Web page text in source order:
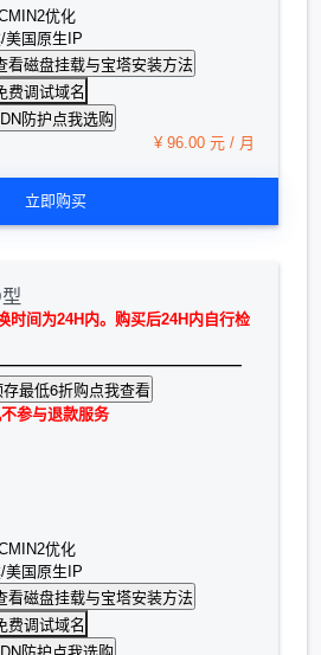
优化
美国原生IP
费调试域名
¥ 96.00 元 / 月
立即购买
时间为24H内。购买后24H内自行检
参与退款服务
优化
美国原生IP
费调试域名